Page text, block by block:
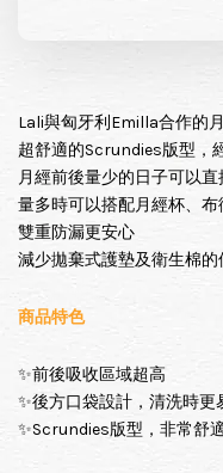
Lali與匈牙利Emilla合作的
超舒適的Scrundies版型，
月經前後量少的日子可以直
量多時可以搭配月經杯、
雙重防漏更安心
減少拋棄式護墊及衛生棉
商品特色
✨前後吸收區域超高
✨後方口袋設計，清洗時更
✨Scrundies版型，非常舒